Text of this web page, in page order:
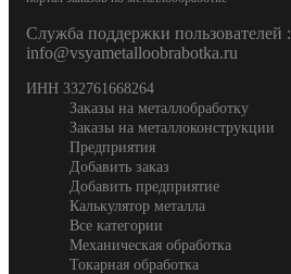
Служба поддержки пользователей :
info@vsyametalloobrabotka.ru
ИНН 332761668264
Заказы на металлобработку
Заказы на металлоконструкции
Предприятия
Добавить заказ
Добавить предприятие
Калькулятор металла
Все категории
Механическая обработка
Токарная обработка